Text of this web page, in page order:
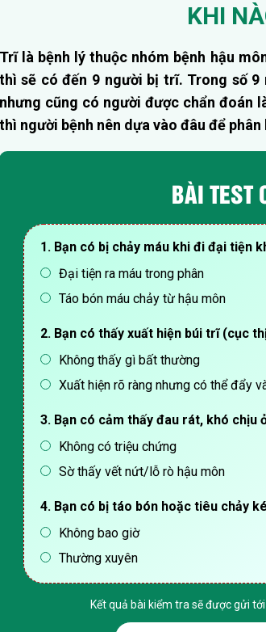
KHI
Trĩ là bệnh lý thuộc nhóm bệnh hậu
thì sẽ có đến 9 người bị trĩ. Trong số
nhưng cũng có người được chẩn đoán
thì người bệnh nên dựa vào đâu để
BÀI TEST
1. Bạn có bị chảy máu khi đi đại tiện
Đại tiện ra máu trong phân
Táo bón máu chảy từ hậu môn
2. Bạn có thấy xuất hiện búi trĩ (cục
Không thấy gì bất thường
Xuất hiện rõ ràng nhưng có thể đẩy
3. Bạn có cảm thấy đau rát, khó chịu
Không có triệu chứng
Sờ thấy vết nứt/lỗ rò hậu môn
4. Bạn có bị táo bón hoặc tiêu chảy
Không bao giờ
Thường xuyên
Kết quả bài kiểm tra sẽ được gửi